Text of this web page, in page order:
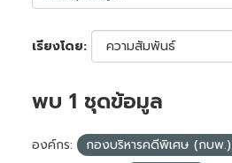
เรียงโดย
พบ 1 ชุดข้อมูล
องค์กร: กองบริหารคดีพิเศษ (กบพ.)